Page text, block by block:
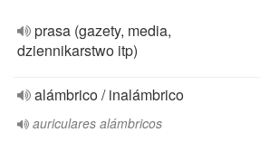
prasa (gazety, media,
dziennikarstwo itp)
alámbrico / inalámbrico
auriculares alámbricos